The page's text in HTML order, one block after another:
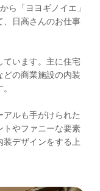
ら「ヨヨギノイエ」
、日高さんのお仕事
ています。主に住宅
の商業施設の内装
ルも手がけられた
トやファニーな要素
デザインをする上